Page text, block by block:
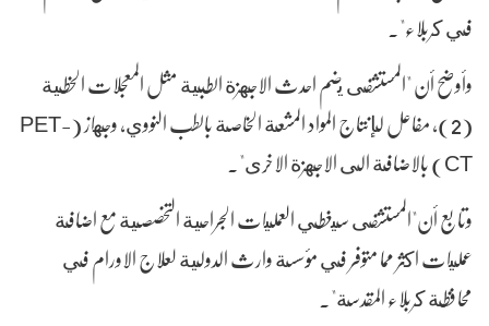
في كربلاء".
وأوضح أن "المستشفى يضم احدث الاجهزة الطبية مثل المعجلات الخطية
(2)، مفاعل لإنتاج المواد المشعة الخاصة بالطب النووي، وجهاز (PET-
CT) بالاضافة الى الاجهزة الاخرى".
وتابع أن"المستشفى سيغطي العمليات الجراحية التخصصية مع اضافة
عمليات اكثر مما متوفر في مؤسسة وارث الدولية لعلاج الاورام في
محافظة كربلاء المقدسة".